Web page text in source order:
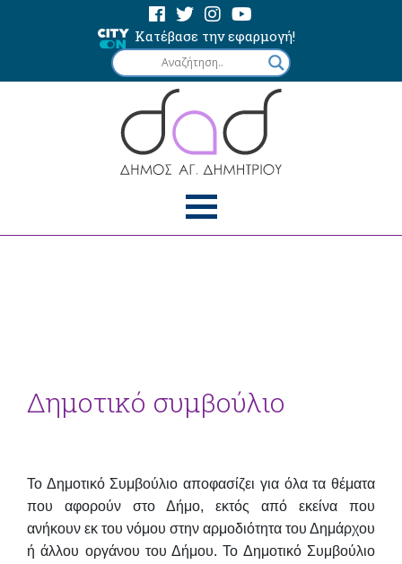
Κατέβασε την εφαρμογή!
Δημοτικό συμβούλιο
Το Δημοτικό Συμβούλιο αποφασίζει για όλα τα θέματα
που αφορούν στο Δήμο, εκτός από εκείνα που
ανήκουν εκ του νόμου στην αρμοδιότητα του Δημάρχου
ή άλλου οργάνου του Δήμου. Το Δημοτικό Συμβούλιο